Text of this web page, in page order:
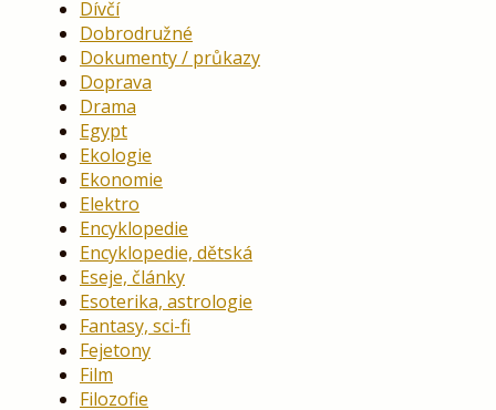
Dívčí
Dobrodružné
Dokumenty / průkazy
Doprava
Drama
Egypt
Ekologie
Ekonomie
Elektro
Encyklopedie
Encyklopedie, dětská
Eseje, články
Esoterika, astrologie
Fantasy, sci-fi
Fejetony
Film
Filozofie